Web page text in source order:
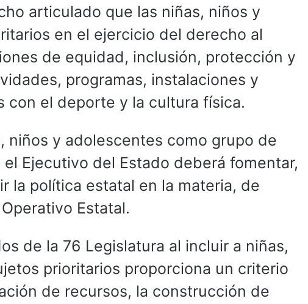
articulado que las niñas, niños y
en el ejercicio del derecho al
de equidad, inclusión, protección y
programas, instalaciones y
con el deporte y la cultura física.
niños y adolescentes como grupo de
Ejecutivo del Estado deberá fomentar,
la política estatal en la materia, de
Estatal.
de la 76 Legislatura al incluir a niñas,
prioritarios proporciona un criterio
de recursos, la construcción de